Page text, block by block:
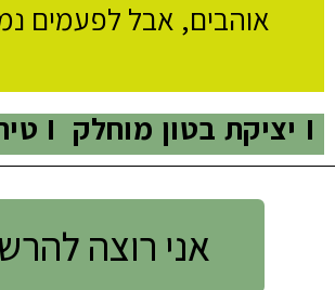
אוהבים, אבל לפעמים
I יציקת בטון מוחלק I טיח מינרלי I
אני רוצה